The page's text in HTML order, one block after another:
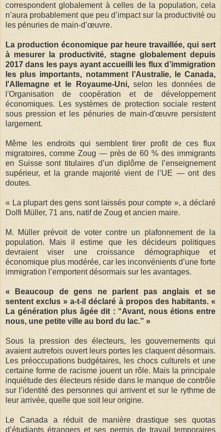
correspondent globalement à celles de la population, cela
n’aura probablement que peu d’impact sur la productivité ou
les pénuries de main-d’œuvre.
La production économique par heure travaillée, qui sert
à mesurer la productivité, stagne globalement depuis
2017 dans les pays ayant accueilli les flux d’immigration
les plus importants, notamment l’Australie, le Canada,
l'Allemagne et le Royaume-Uni,selon les données de
l'Organisation de coopération et de développement
économiques. Les systèmes de protection sociale restent
sous pression et les pénuries de main-d'œuvre persistent
largement.
Même les endroits qui semblent tirer profit de ces flux
migratoires, comme Zoug — près de 60 % des im­mi­grants
en Suisse sont titulaires d’un diplôme de l’enseignement
supérieur, et la grande major­ité vient de l’UE — ont des
doutes.
« La plupart des gens sont laissés pour compte », a déclaré
Dolfi Müller, 71 ans, natif de Zoug et ancien maire.
M. Müller prévoit de voter contre un plafonnement de la
population. Mais il estime que les décideurs politiques
devraient viser une croissance démographique et
économique plus modérée, car les inconvénients d’une forte
immigration l’emportent désormais sur les avantages.
« Beaucoup de gens ne parlent pas anglais et se
sentent exclus » a-t-il déclaré à propos des habitants. «
La génération plus âgée dit : “Avant, nous étions entre
nous, une petite ville au bord du lac.” »
Sous la pression des électeurs, les gouvernements qui
avaient autrefois ouvert leurs portes les claquent désormais.
Les préoccupations budgétaires, les chocs culturels et une
certaine forme de racisme jouent un rôle. Mais la principale
inquiétude des électeurs réside dans le manque de contrôle
sur l’identité des personnes qui arrivent et sur le rythme de
leur arrivée, quelle que soit leur origine.
Le Canada a réduit de manière drastique ses quotas
d’étudiants étrangers et ses permis de travail temporaires